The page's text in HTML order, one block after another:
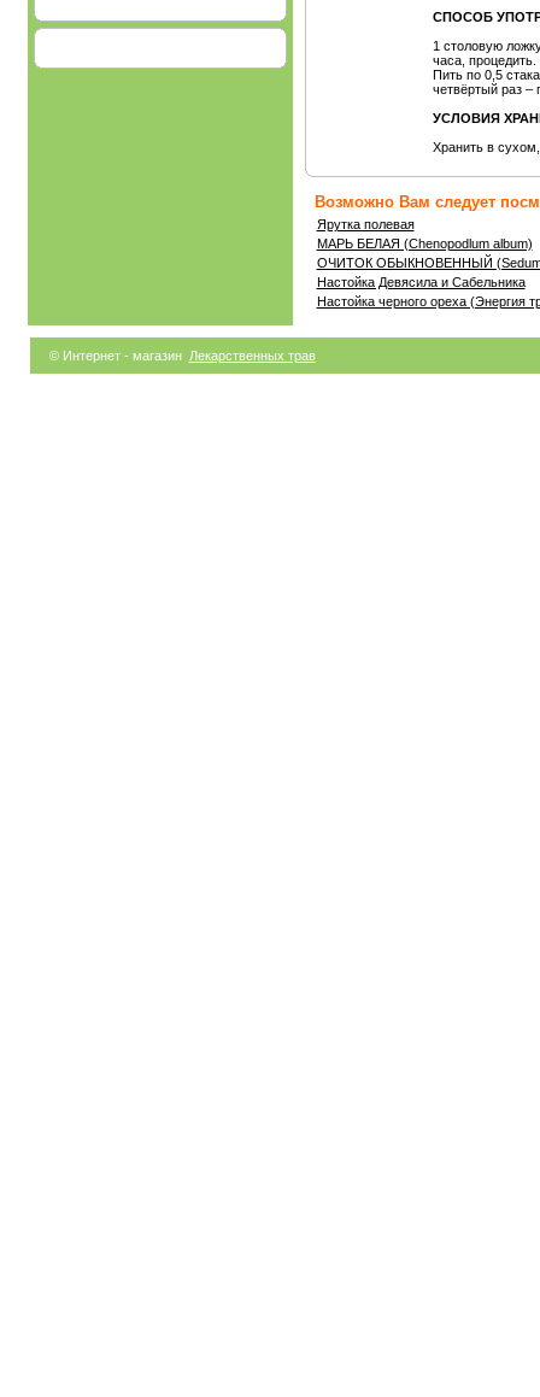
СПОСОБ
1 столовую
часа, процедить.
Пить по 0,5
четвёртый раз –
УСЛОВИЯ
Хранить в
Возможно Вам следует
Ярутка полевая
МАРЬ БЕЛАЯ (Chenopodlum album)
ОЧИТОК ОБЫКНОВЕННЫЙ (Sedum
Настойка Девясила и Сабельника
Настойка черного ореха (Энергия
© Интернет - магазин Лекарственных трав